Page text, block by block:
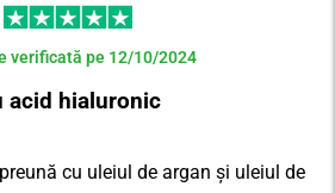
verificată pe 12/10/2024
acid hialuronic
cu uleiul de argan și uleiul de